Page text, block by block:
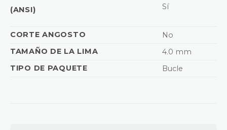
(ANSI)
Sí
CORTE ANGOSTO
No
TAMAÑO DE LA LIMA
4.0 mm
TIPO DE PAQUETE
Bucle